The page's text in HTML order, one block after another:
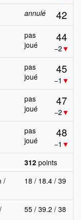
annulé 42
pas
joué
44
−2 ▼
pas
joué
45
−1 ▼
pas
joué
47
−2 ▼
pas
joué
48
−1 ▼
312 points
/
18 / 18.4 / 39
55 / 39.2 / 38